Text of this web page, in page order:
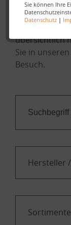
Sie können Ihre
Datenschutz|